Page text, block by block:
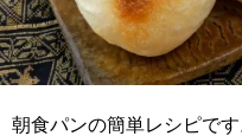
朝食パンの簡単レシピです